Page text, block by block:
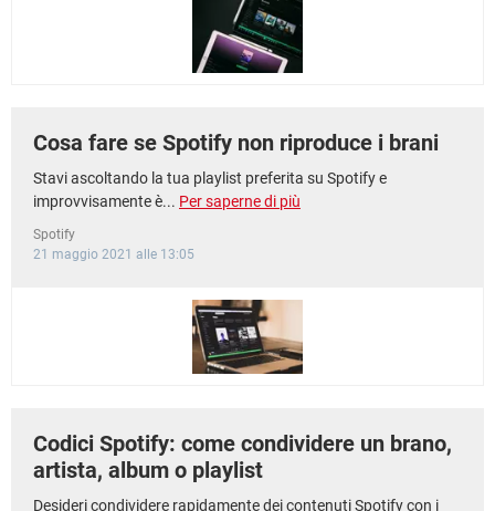
FACEBOOK
Cosa fare se Spotify non riproduce i brani
Stavi ascoltando la tua playlist preferita su Spotify e
improvvisamente è... Per saperne di più
Spotify
21 maggio 2021 alle 13:05
Codici Spotify: come condividere un brano,
artista, album o playlist
Desideri condividere rapidamente dei contenuti Spotify con i